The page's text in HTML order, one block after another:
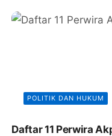
POLITIK DAN HUKUM
Daftar 11 Perwira